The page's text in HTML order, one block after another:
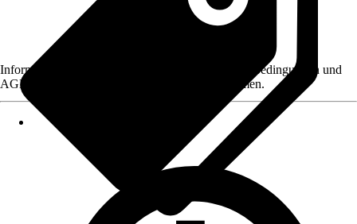
Informationen des Verkäufers, wie z. B. Rückgabebedingungen und
AGB, finden Sie bei Klick auf den Verkäufernamen.